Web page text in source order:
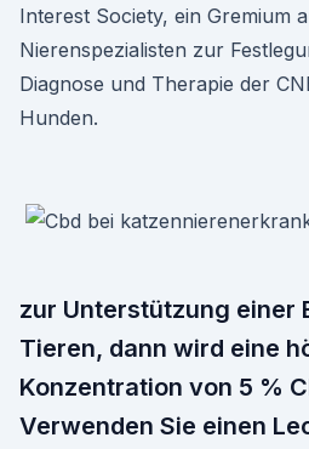
Interest Society, ein Gremium
Nierenspezialisten zur
Diagnose und Therapie der
Hunden.
zur Unterstützung einer
Tieren, dann wird eine
Konzentration von 5 %
Verwenden Sie einen